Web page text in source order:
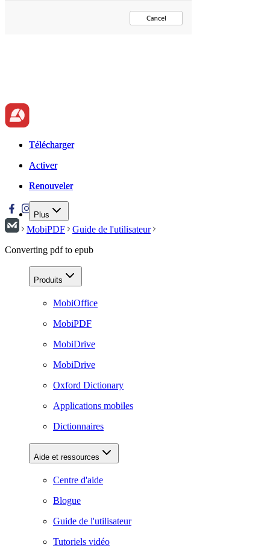
Télécharger
Activer
Renouveler
Plus
Télécharger
Activer
Renouveler
MobiPDF
Guide de l'utilisateur
Converting pdf to epub
Produits
MobiOffice
MobiPDF
MobiDrive
MobiDrive
Oxford Dictionary
Applications mobiles
Dictionnaires
Aide et ressources
Centre d'aide
Blogue
Guide de l'utilisateur
Tutoriels vidéo